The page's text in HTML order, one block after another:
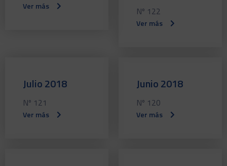
Ver más Nº 122
Ver más
Julio 2018
Nº 121
Ver más
Junio 2018
Nº 120
Ver más